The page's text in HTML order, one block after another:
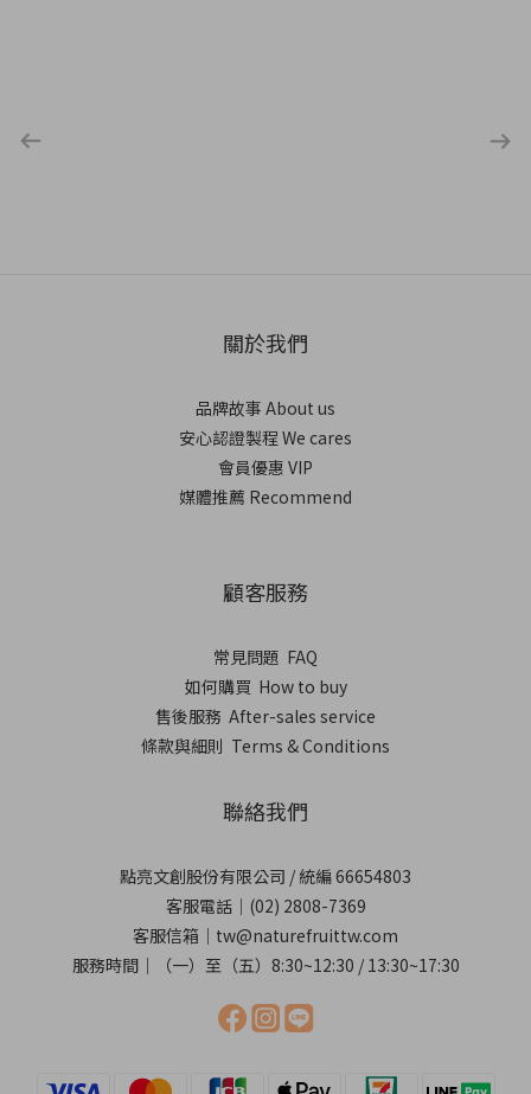
關於我們
品牌故事 About us
安心認證製程 We cares
會員優惠 VIP
媒體推薦 Recommend
顧客服務
常見問題 FAQ
如何購買 How to buy
售後服務 After-sales service
條款與細則 Terms & Conditions
聯絡我們
點亮文創股份有限公司 / 統編 66654803
客服電話｜(02) 2808-7369
客服信箱｜tw@naturefruittw.com
服務時間｜（一）至（五）8:30~12:30 / 13:30~17:30